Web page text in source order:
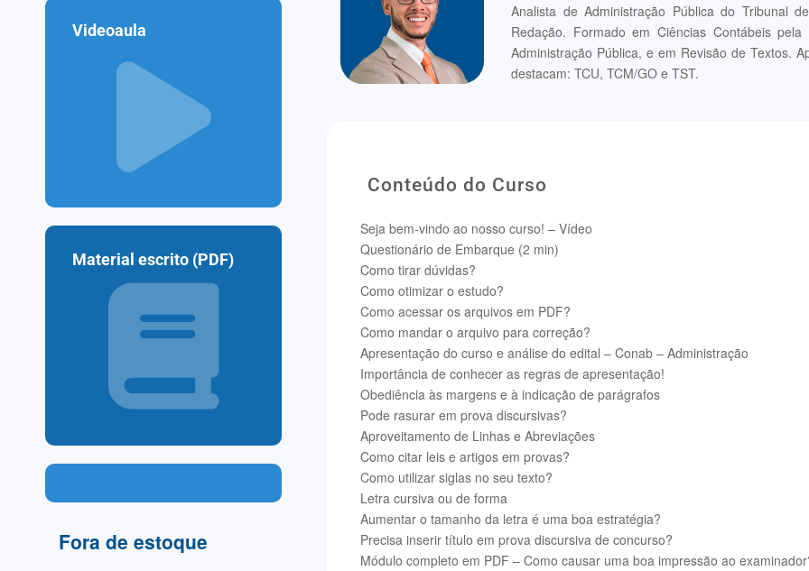
Videoaula
Material escrito (PDF)
Fora de estoque
Analista de Administração Pública do Tribunal
Redação. Formado em Ciências Contábeis
Administração Pública, e em Revisão de Textos.
destacam: TCU, TCM/GO e TST.
Conteúdo do Curso
Seja bem-vindo ao nosso curso! – Vídeo
Questionário de Embarque (2 min)
Como tirar dúvidas?
Como otimizar o estudo?
Como acessar os arquivos em PDF?
Como mandar o arquivo para correção?
Apresentação do curso e análise do edital – Conab – Administração
Importância de conhecer as regras de apresentação!
Obediência às margens e à indicação de parágrafos
Pode rasurar em prova discursivas?
Aproveitamento de Linhas e Abreviações
Como citar leis e artigos em provas?
Como utilizar siglas no seu texto?
Letra cursiva ou de forma
Aumentar o tamanho da letra é uma boa estratégia?
Precisa inserir título em prova discursiva de concurso?
Módulo completo em PDF – Como causar uma boa impressão ao